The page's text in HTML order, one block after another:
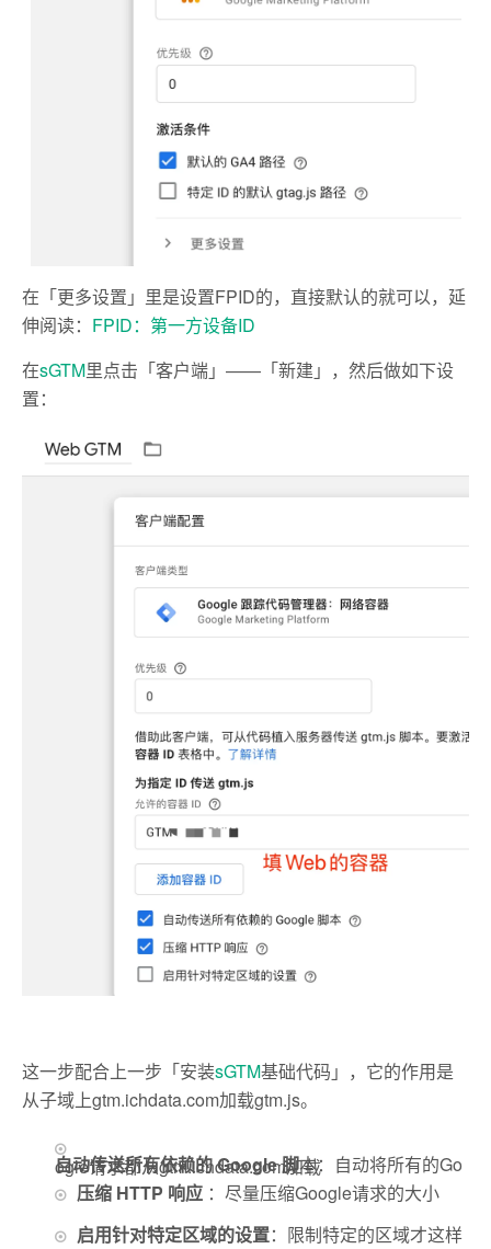
在「更多设置」里是设置FPID的，直接默认的就可以，延
伸阅读： FPID：第一方设备ID
在sGTM里点击「客户端」——「新建」，然后做如下设
置：
这一步配合上一步「安装sGTM基础代码」，它的作用是
从子域上gtm.ichdata.com加载gtm.js。
自动传送所有依赖的 Google 脚
本：自动将所有的Google请求都从gtm.ichdata.com加载
压缩 HTTP 响应 ：尽量压缩Google请求的大小
启用针对特定区域的设置：限制特定的区域才这样